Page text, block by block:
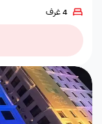
4 غرف